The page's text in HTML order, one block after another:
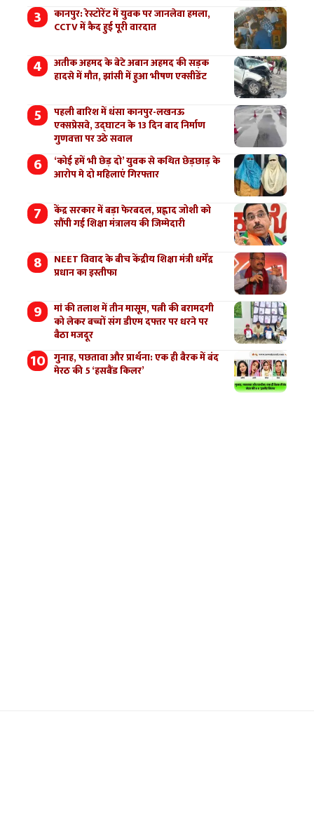
कानपुर: रेस्टोरेंट में युवक पर जानलेवा हमला,
CCTV में कैद हुई पूरी वारदात
अतीक अहमद के बेटे अबान अहमद की सड़क
हादसे में मौत, झांसी में हुआ भीषण एक्सीडेंट
पहली बारिश में धंसा कानपुर-लखनऊ
एक्सप्रेसवे, उद्घाटन के 13 दिन बाद निर्माण
गुणवत्ता पर उठे सवाल
‘कोई हमें भी छेड़ दो’ युवक से कथित छेड़छाड़ के
आरोप मे दो महिलाएं गिरफ्तार
केंद्र सरकार में बड़ा फेरबदल, प्रह्लाद जोशी को
सौंपी गई शिक्षा मंत्रालय की जिम्मेदारी
NEET विवाद के बीच केंद्रीय शिक्षा मंत्री धर्मेंद्र
प्रधान का इस्तीफा
मां की तलाश में तीन मासूम, पत्नी की बरामदगी
को लेकर बच्चों संग डीएम दफ्तर पर धरने पर
बैठा मजदूर
गुनाह, पछतावा और प्रार्थना: एक ही बैरक में बंद
मेरठ की 5 ‘हसबैंड किलर’